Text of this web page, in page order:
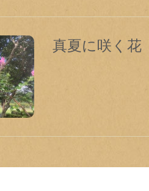
真夏に咲く花